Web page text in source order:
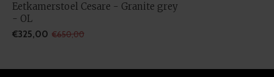
Eetkamerstoel Cesare - Granite grey
- OL
€325,00 €650,00